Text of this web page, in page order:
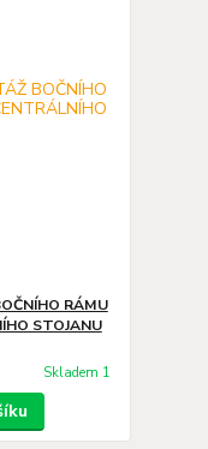
RÁMU
STOJANU
Skladem 1